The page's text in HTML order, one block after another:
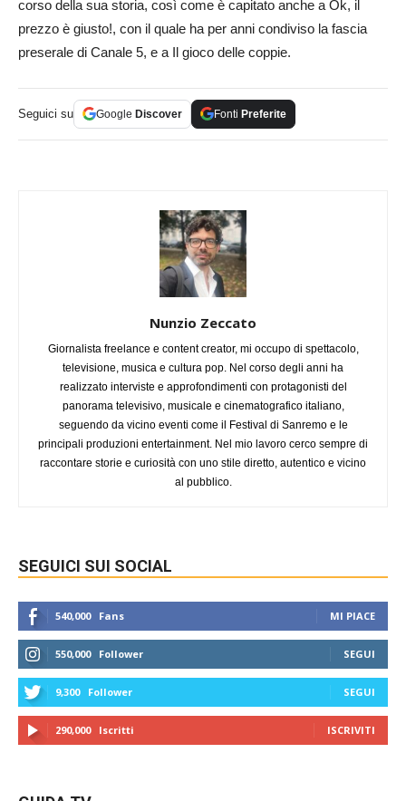
corso della sua storia, così come è capitato anche a Ok, il
prezzo è giusto!, con il quale ha per anni condiviso la fascia
preserale di Canale 5, e a Il gioco delle coppie.
Seguici su Google Discover Fonti Preferite
Nunzio Zeccato
Giornalista freelance e content creator, mi occupo di spettacolo,
televisione, musica e cultura pop. Nel corso degli anni ha
realizzato interviste e approfondimenti con protagonisti del
panorama televisivo, musicale e cinematografico italiano,
seguendo da vicino eventi come il Festival di Sanremo e le
principali produzioni entertainment. Nel mio lavoro cerco sempre di
raccontare storie e curiosità con uno stile diretto, autentico e vicino
al pubblico.
SEGUICI SUI SOCIAL
540,000 Fans MI PIACE
550,000 Follower SEGUI
9,300 Follower SEGUI
290,000 Iscritti ISCRIVITI